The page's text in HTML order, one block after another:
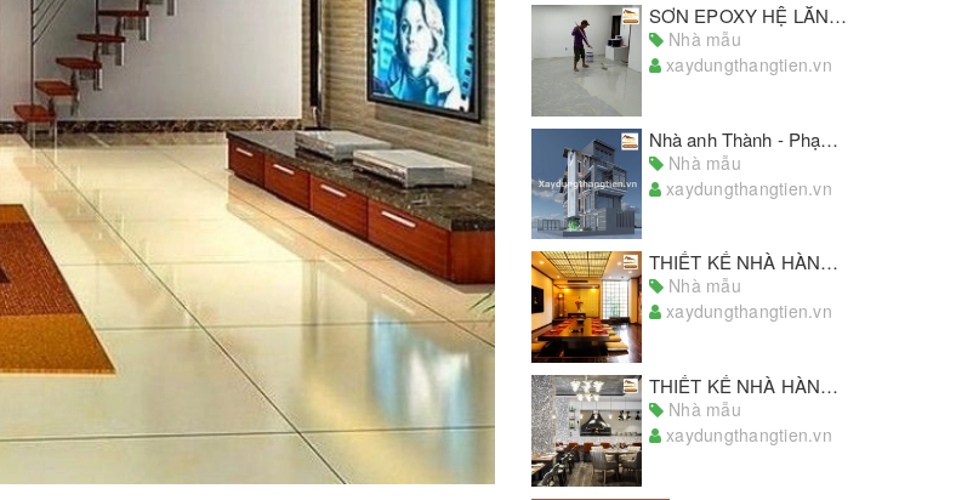
SƠN EPOXY HỆ LĂN CAO CẤP KeraSEAL ADO121
Nhà mẫu
xaydungthangtien.vn
Nhà anh Thành - Phạm Hữu Lầu, Quận 7
Nhà mẫu
xaydungthangtien.vn
THIẾT KẾ NHÀ HÀNG NHẬT BẢN
Nhà mẫu
xaydungthangtien.vn
THIẾT KẾ NHÀ HÀNG CHÂU ÂU
Nhà mẫu
xaydungthangtien.vn